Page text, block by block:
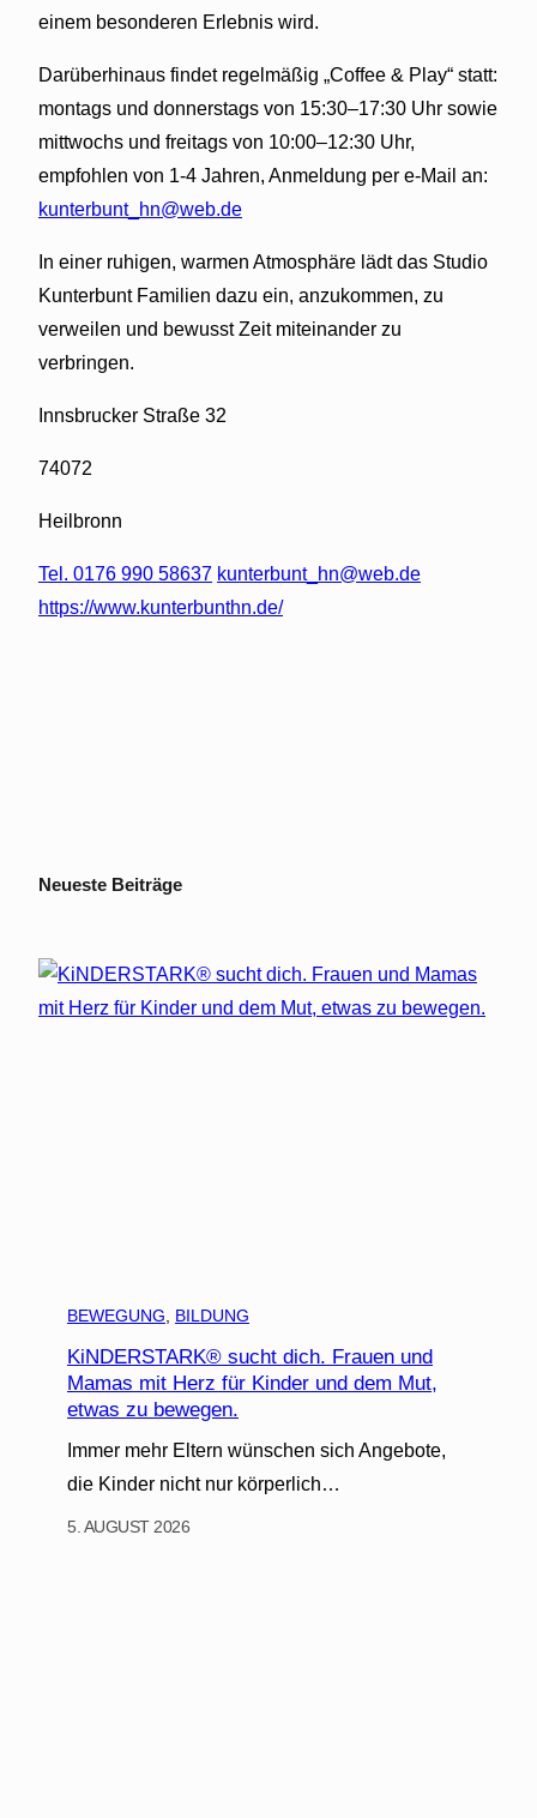
einem besonderen Erlebnis wird.
Darüberhinaus findet regelmäßig „Coffee & Play“ statt:
montags und donnerstags von 15:30–17:30 Uhr sowie
mittwochs und freitags von 10:00–12:30 Uhr,
empfohlen von 1-4 Jahren, Anmeldung per e-Mail an:
kunterbunt_hn@web.de
In einer ruhigen, warmen Atmosphäre lädt das Studio
Kunterbunt Familien dazu ein, anzukommen, zu
verweilen und bewusst Zeit miteinander zu
verbringen.
Innsbrucker Straße 32
74072
Heilbronn
Tel. 0176 990 58637 kunterbunt_hn@web.de
https://www.kunterbunthn.de/
Neueste Beiträge
BEWEGUNG BILDUNG
KiNDERSTARK® sucht dich. Frauen und
Mamas mit Herz für Kinder und dem Mut,
etwas zu bewegen.
Immer mehr Eltern wünschen sich Angebote,
die Kinder nicht nur körperlich…
5. AUGUST 2026